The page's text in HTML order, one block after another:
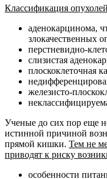
Классификация
аденокарцинома,
злокачественных
перстневидно-
слизистая
плоскоклеточная
железисто-
Ученые до сих пор еще
истинной причиной
прямой кишки. Тем не
приводят к риску
особенности